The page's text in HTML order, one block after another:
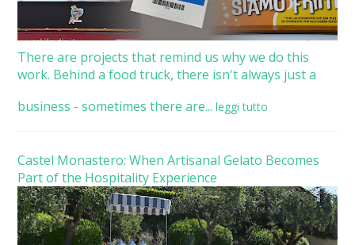
There are projects that remind us why we do this
work. Behind a food truck, there isn't always just a
business - sometimes there are... leggi tutto
Castel Monastero: When Artisanal Gelato Becomes
Part of the Hospitality Experience